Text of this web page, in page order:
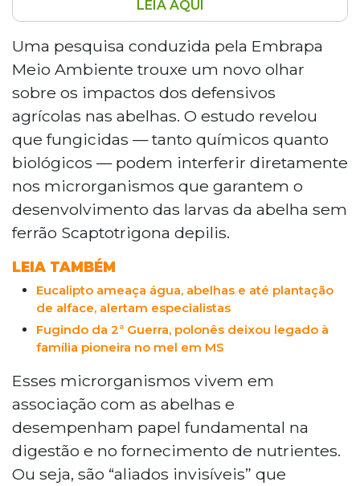
Pesquisa da Embrapa Meio Ambiente revelou
que fungicidas químicos e biológicos afetam
microrganismos essenciais ao desenvolvimento
depilis. O fungicida químico bloqueou
totalmente a formação de esporos em
concentrações acima de 2 g/L, enquanto o
biológico teve efeito variável. Cientistas
defendem incluir espécies nativas nos testes
obrigatórios de defensivos agrícolas, hoje
restritos a abelhas exóticas e inseticidas
químicos.
LEIA AQUI
Uma pesquisa conduzida pela Embrapa
Meio Ambiente trouxe um novo olhar
sobre os impactos dos defensivos
agrícolas nas abelhas. O estudo revelou
que fungicidas — tanto químicos quanto
biológicos — podem interferir diretamente
nos microrganismos que garantem o
desenvolvimento das larvas da abelha sem
ferrão Scaptotrigona depilis.
LEIA TAMBÉM
Eucalipto ameaça água, abelhas e até plantação
de alface, alertam especialistas
Fugindo da 2ª Guerra, polonês deixou legado à
família pioneira no mel em MS
Esses microrganismos vivem em
associação com as abelhas e
desempenham papel fundamental na
digestão e no fornecimento de nutrientes.
Ou seja, são “aliados invisíveis” que